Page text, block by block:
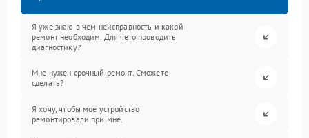
Я уже знаю в чем неисправность и какой
ремонт необходим. Для чего проводить
диагностику?
Мне нужен срочный ремонт. Сможете
сделать?
Я хочу, чтобы мое устройство
ремонтировали при мне.